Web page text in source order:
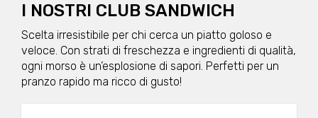
I NOSTRI CLUB SANDWICH
Scelta irresistibile per chi cerca un piatto goloso e
veloce. Con strati di freschezza e ingredienti di qualità,
ogni morso è un’esplosione di sapori. Perfetti per un
pranzo rapido ma ricco di gusto!